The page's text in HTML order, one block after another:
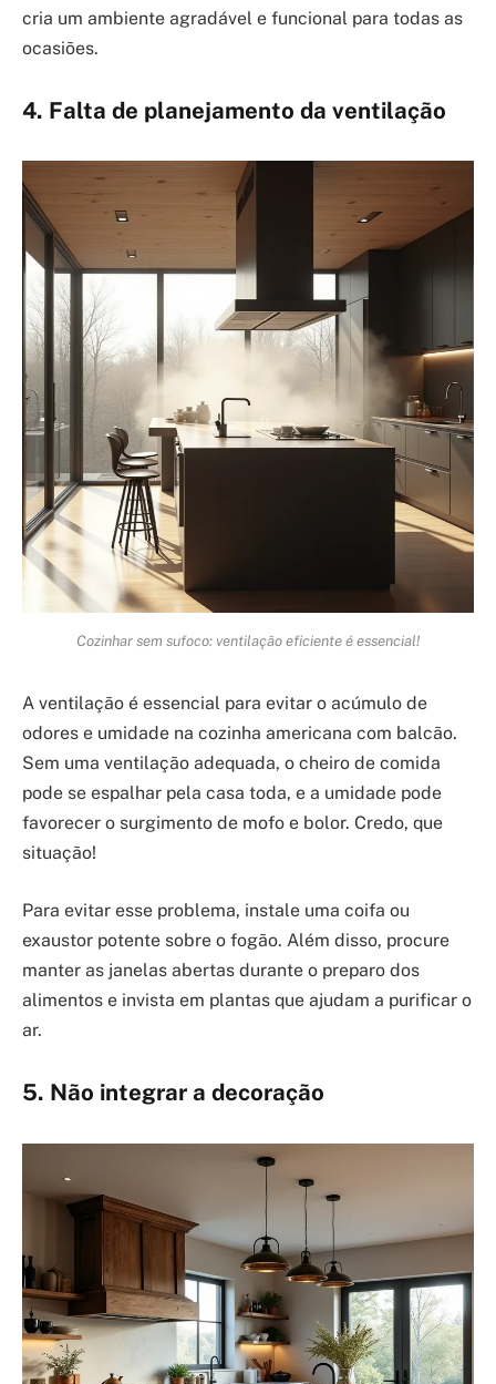
cria um ambiente agradável e funcional para todas as
ocasiões.
4. Falta de planejamento da ventilação
Cozinhar sem sufoco: ventilação eficiente é essencial!
A ventilação é essencial para evitar o acúmulo de
odores e umidade na cozinha americana com balcão.
Sem uma ventilação adequada, o cheiro de comida
pode se espalhar pela casa toda, e a umidade pode
favorecer o surgimento de mofo e bolor. Credo, que
situação!
Para evitar esse problema, instale uma coifa ou
exaustor potente sobre o fogão. Além disso, procure
manter as janelas abertas durante o preparo dos
alimentos e invista em plantas que ajudam a purificar o
ar.
5. Não integrar a decoração